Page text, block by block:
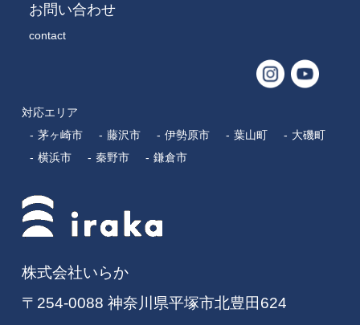
お問い合わせ
contact
対応エリア
茅ヶ崎市
藤沢市 伊勢原市 葉山町
大磯町
横浜市
秦野市 鎌倉市
株式会社いらか
〒254-0088 神奈川県平塚市北豊田624